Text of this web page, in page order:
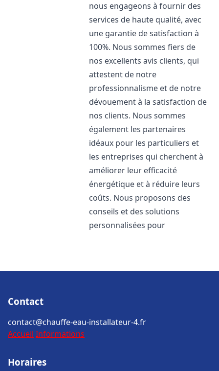
nous engageons à fournir des
services de haute qualité, avec
une garantie de satisfaction à
100%. Nous sommes fiers de
nos excellents avis clients, qui
attestent de notre
professionnalisme et de notre
dévouement à la satisfaction de
nos clients. Nous sommes
également les partenaires
idéaux pour les particuliers et
les entreprises qui cherchent à
améliorer leur efficacité
énergétique et à réduire leurs
coûts. Nous proposons des
conseils et des solutions
personnalisées pour
Contact
contact@chauffe-eau-installateur-4.fr
Accueil Informations
Horaires